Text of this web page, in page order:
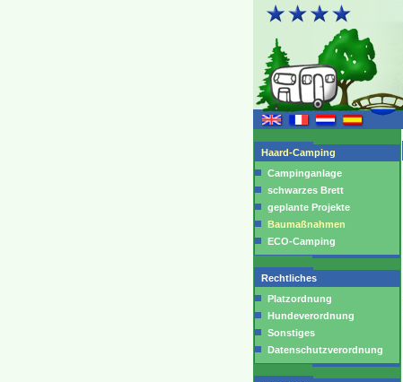
Haard-Camping
Campinganlage
schwarzes Brett
geplante Projekte
Baumaßnahmen
ECO-Camping
Rechtliches
Platzordnung
Hundeverordnung
Sonstiges
Datenschutzverordnung